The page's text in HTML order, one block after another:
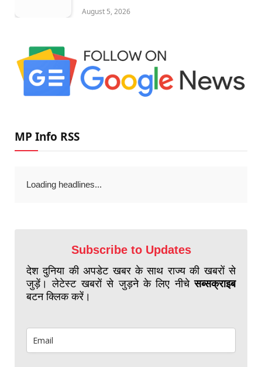
August 5, 2026
MP Info RSS
Loading headlines...
Subscribe to Updates
देश दुनिया की अपडेट खबर के साथ राज्य की खबरों से
जुड़ें। लेटेस्ट खबरों से जुड़ने के लिए नीचेसब्सक्राइब
बटन क्लिक करें।